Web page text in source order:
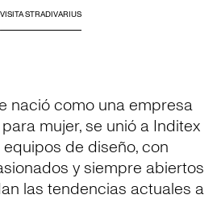
VISITA STRADIVARIUS
nació como una empresa
mujer, se unió a Inditex
equipos de diseño, con
y siempre abiertos
las tendencias actuales a